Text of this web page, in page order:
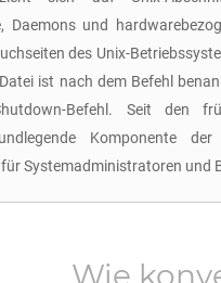
Daemons und
des Unix-
ist nach dem Befehl
Befehl. Seit den
Komponente
Systemadministratoren und
Wie